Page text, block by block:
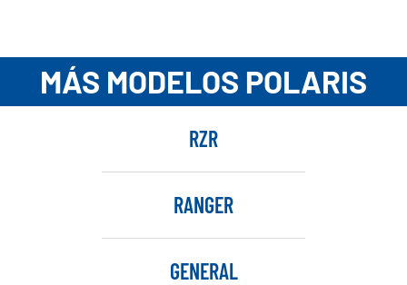
MÁS MODELOS POLARIS
RZR
RANGER
GENERAL